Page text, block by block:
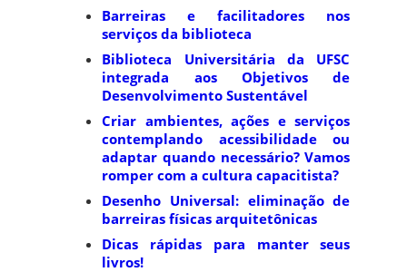
Barreiras e facilitadores nos
serviços da biblioteca
Biblioteca Universitária da UFSC
integrada aos Objetivos de
Desenvolvimento Sustentável
Criar ambientes, ações e serviços
contemplando acessibilidade ou
adaptar quando necessário? Vamos
romper com a cultura capacitista?
Desenho Universal: eliminação de
barreiras físicas arquitetônicas
Dicas rápidas para manter seus
livros!